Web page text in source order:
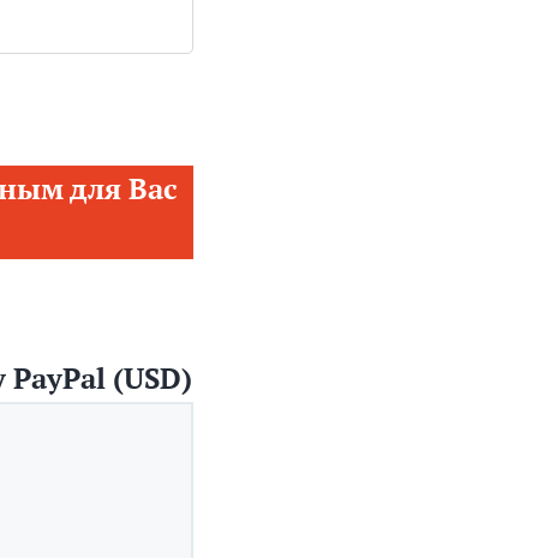
для Вас
(USD)